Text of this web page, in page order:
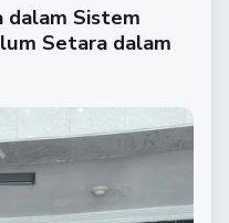
dalam Sistem
Setara dalam